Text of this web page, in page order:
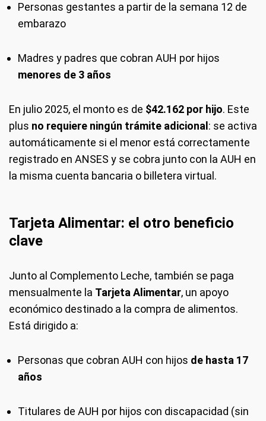
Personas gestantes a partir de la semana 12 de
embarazo
Madres y padres que cobran AUH por hijos
menores de 3 años
En julio 2025, el monto es de $42.162 por hijo. Este
plus no requiere ningún trámite adicional : se activa
automáticamente si el menor está correctamente
registrado en ANSES y se cobra junto con la AUH en
la misma cuenta bancaria o billetera virtual.
Tarjeta Alimentar: el otro beneficio
clave
Junto al Complemento Leche, también se paga
mensualmente la Tarjeta Alimentar, un apoyo
económico destinado a la compra de alimentos.
Está dirigido a:
Personas que cobran AUH con hijos de hasta 17
años
Titulares de AUH por hijos con discapacidad (sin